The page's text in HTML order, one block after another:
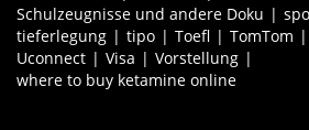
Schulzeugnisse und andere Doku
tieferlegung
tipo Toefl TomTom
Uconnect
Visa
Vorstellung
where to buy ketamine online